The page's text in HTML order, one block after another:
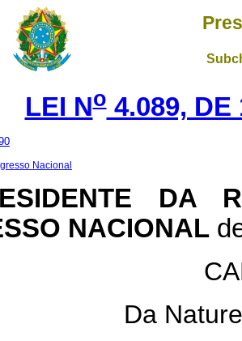
LEI No4.089, DE
Nacional
DA
NACIONAL
Da